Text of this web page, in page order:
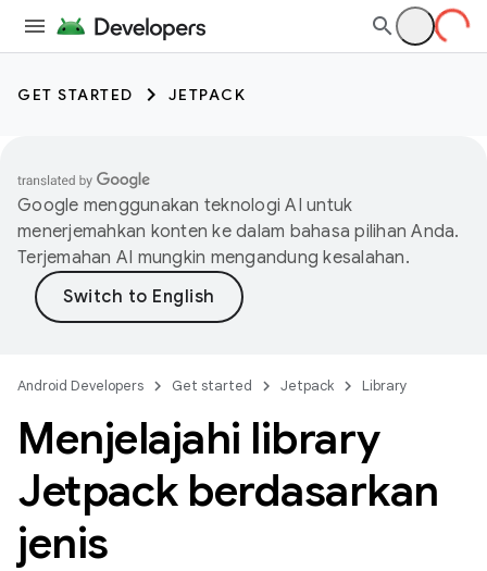
GET STARTED JETPACK
Google menggunakan teknologi AI untuk
menerjemahkan konten ke dalam bahasa pilihan Anda.
Terjemahan AI mungkin mengandung kesalahan.
Android Developers Get started Jetpack Library
Menjelajahi library
Jetpack berdasarkan
jenis